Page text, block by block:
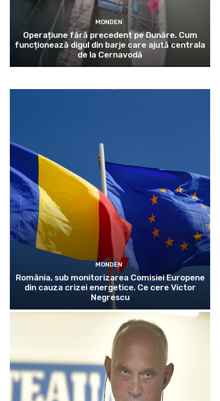
MONDEN
Operațiune fără precedent pe Dunăre. Cum
funcționează digul din barje care ajută centrala
de la Cernavodă
MONDEN
România, sub monitorizarea Comisiei Europene
din cauza crizei energetice. Ce cere Victor
Negrescu